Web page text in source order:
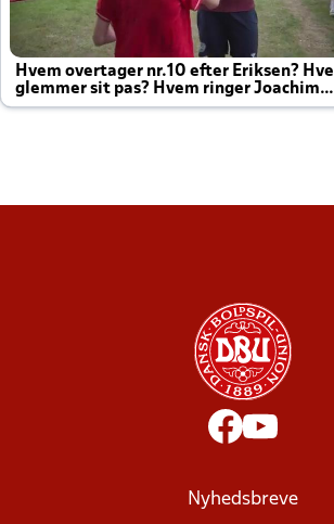
Hvem overtager nr.10 efter Eriksen?
glemmer sit pas? Hvem ringer Joachim
altid til efter kampe?
Nyhedsbreve